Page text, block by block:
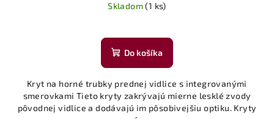
Skladom(1 ks)
Do košíka
Kryt na horné trubky prednej vidlice s integrovanými
smerovkami Tieto kryty zakrývajú mierne lesklé zvody
pôvodnej vidlice a dodávajú im pôsobivejšiu optiku. Kryty